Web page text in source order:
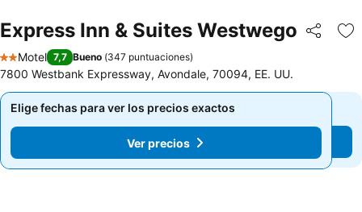
Express Inn & Suites Westwego Compartir
2 Estrellas
Motel 7,7 Bueno (347 puntuaciones)
7800 Westbank Expressway, Avondale, 70094, EE. UU.
Elige fechas para ver los precios exactos
Ver precios
Elige fechas para ver los precios exactos
Ver precios